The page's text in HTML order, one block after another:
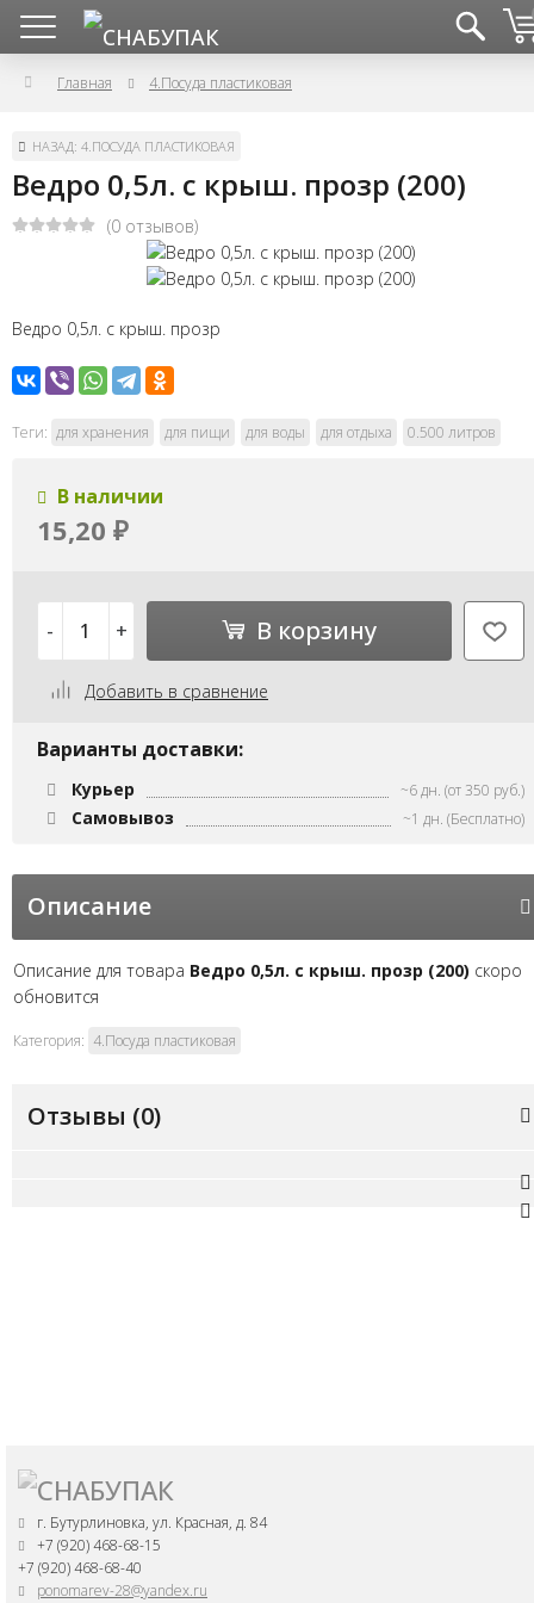
Главная 4.Посуда пластиковая
НАЗАД: 4.ПОСУДА ПЛАСТИКОВАЯ
Ведро 0,5л. с крыш. прозр (200)
(0 отзывов)
Ведро 0,5л. с крыш. прозр
Теги: для хранения для пищи для воды для отдыха 0.500 литров
В наличии
15,20 ₽
- + В корзину
Добавить в сравнение
Варианты доставки:
Курьер ~6 дн. (от 350 руб.)
Самовывоз ~1 дн. (Бесплатно)
Описание
Описание для товара Ведро 0,5л. с крыш. прозр (200) скоро
обновится
Категория: 4.Посуда пластиковая
Отзывы (0)
г. Бутурлиновка, ул. Красная, д. 84
+7 (920) 468-68-15
+7 (920) 468-68-40
ponomarev-28@yandex.ru